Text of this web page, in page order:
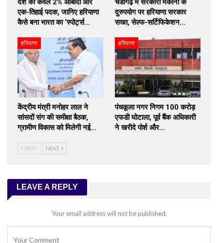
देश की केवल 2% आबादी और
एक-तिहाई पदक, जानिए हरियाणा
कैसे बना भारत का ‘स्पोर्ट्स…
चंडीगढ़ में सरकारी मकानों के
दुरुपयोग पर हरियाणा सरकार
सख्त, सेल्फ-सर्टिफिकेशन…
हरियाणा
केंद्रीय मंत्री मनोहर लाल ने
सांसदों संग की समीक्षा बैठक,
ग्रामीण विकास को मिलेगी नई…
हरियाणा
पंचकूला नगर निगम 100 करोड़
एफडी घोटाला, पूर्व बैंक अधिकारी
ने खरीदे पोर्श और…
PREV NEXT
LEAVE A REPLY
Your email address will not be published.